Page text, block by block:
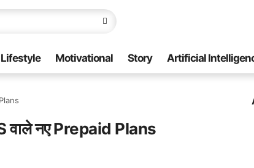
Lifestyle Motivational Story Artificial
वाले नए Prepaid Plans